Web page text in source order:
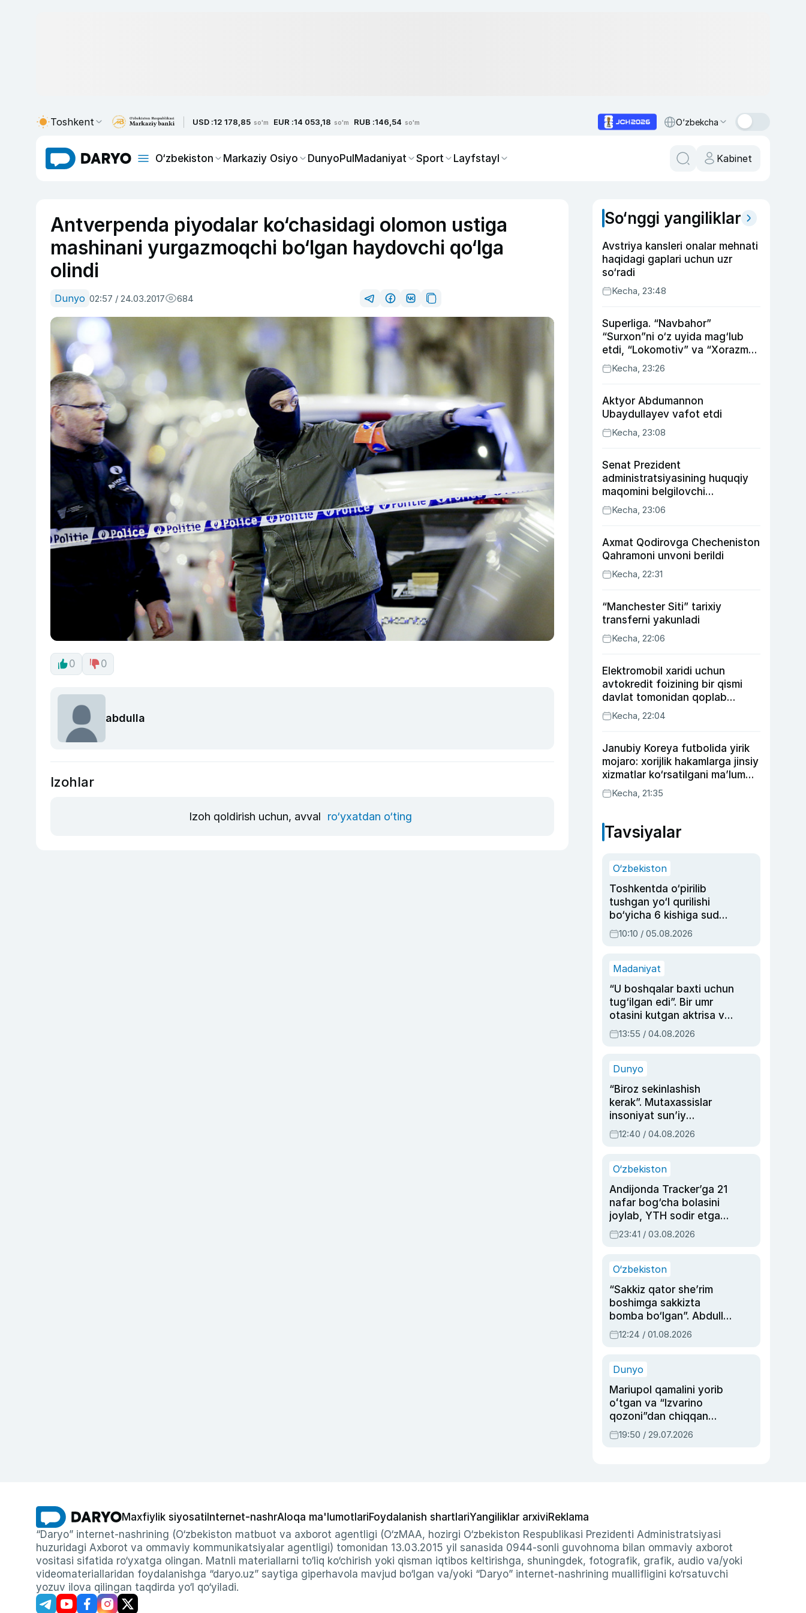
Toshkent USD :12 178,85 so'm EUR :14 053,18 so'm RUB :146,54 so'm O‘zbekcha
O‘zbekiston Markaziy Osiyo DunyoPulMadaniyat Sport Layfstayl Kabinet
Antverpenda piyodalar ko‘chasidagi olomon ustiga
mashinani yurgazmoqchi bo‘lgan haydovchi qo‘lga
olindi
Dunyo 02:57 / 24.03.2017 684
0 0
abdulla
Izohlar
Izoh qoldirish uchun, avval ro‘yxatdan o‘ting
So‘nggi yangiliklar
Avstriya kansleri onalar mehnati
haqidagi gaplari uchun uzr
so‘radi
Kecha, 23:48
Superliga. “Navbahor”
“Surxon”ni o‘z uyida mag‘lub
etdi, “Lokomotiv” va “Xorazm”
uyda g‘alaba qozondi
Kecha, 23:26
Aktyor Abdu­mannon
Ubaydullayev vafot etdi
Kecha, 23:08
Senat Prezident
administratsiyasining huquqiy
maqomini belgilovchi
konstitutsiyaviy qonunni
ma’qulladi
Kecha, 23:06
Axmat Qodirovga Checheniston
Qahramoni unvoni berildi
Kecha, 22:31
“Manchester Siti” tarixiy
transferni yakunladi
Kecha, 22:06
Elektromobil xaridi uchun
avtokredit foizining bir qismi
davlat tomonidan qoplab
berilishi mumkin
Kecha, 22:04
Janubiy Koreya futbolida yirik
mojaro: xorijlik hakamlarga jinsiy
xizmatlar ko‘rsatilgani ma’lum
qilindi
Kecha, 21:35
Tavsiyalar
O‘zbekiston
Toshkentda o‘pirilib
tushgan yo‘l qurilishi
bo‘yicha 6 kishiga sud
hukmi o‘qildi
10:10 / 05.08.2026
Madaniyat
“U boshqalar baxti uchun
tug‘ilgan edi”. Bir umr
otasini kutgan aktrisa va
dublyaj ustasi Rimma
Ahmedovaning
13:55 / 04.08.2026
Dunyo
“Biroz sekinlashish
kerak”. Mutaxassislar
insoniyat sun’iy
intellektni boshqara
olmay qolishidan xavotir
12:40 / 04.08.2026
O‘zbekiston
Andijonda Tracker’ga 21
nafar bog‘cha bolasini
joylab, YTH sodir etgan
ayolga sud hukmi o‘qildi
23:41 / 03.08.2026
O‘zbekiston
“Sakkiz qator she’rim
boshimga sakkizta
bomba bo‘lgan”. Abdulla
Oripovni siyosiy
ayblovlardan asrab
12:24 / 01.08.2026
Dunyo
Mariupol qamalini yorib
oʻtgan va “Izvarino
qozoni”dan chiqqan
qahramon — Ukraina
armiyasi bosh
19:50 / 29.07.2026
Maxfiylik siyosati Internet-nashrAloqa ma'lumotlariFoydalanish shartlariYangiliklar arxiviReklama
“Daryo” internet-nashrining (O‘zbekiston matbuot va axborot agentligi (O‘zMAA, hozirgi O‘zbekiston Respublikasi Prezidenti Administratsiyasi
huzuridagi Axborot va ommaviy kommunikatsiyalar agentligi) tomonidan 13.03.2015 yil sanasida 0944-sonli guvohnoma bilan ommaviy axborot
vositasi sifatida ro‘yxatga olingan. Matnli materiallarni to‘liq ko‘chirish yoki qisman iqtibos keltirishga, shuningdek, fotografik, grafik, audio va/yoki
videomateriallaridan foydalanishga “daryo.uz” saytiga giperhavola mavjud bo‘lgan va/yoki “Daryo” internet-nashrining muallifligini ko‘rsatuvchi
yozuv ilova qilingan taqdirda yo‘l qo‘yiladi.